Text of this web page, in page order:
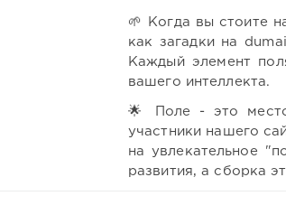
🌱 Когда вы стоите
как загадки на
Каждый элемент
вашего интеллекта.
🌟 Поле - это
участники нашего
на увлекательное
развития, а сборка